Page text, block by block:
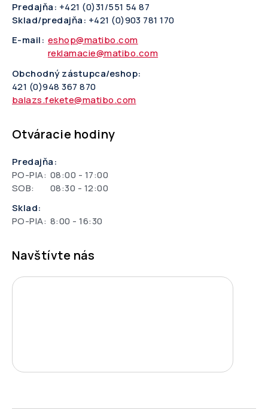
Predajňa: +421 (0)31/551 54 87
Sklad/predajňa: +421 (0)903 781 170
E-mail: eshop@matibo.com
reklamacie@matibo.com
Obchodný zástupca/eshop:
421 (0)948 367 870
balazs.fekete@matibo.com
Otváracie hodiny
Predajňa:
PO-PIA: 08:00 - 17:00
SOB:
08:30 - 12:00
Sklad:
PO-PIA: 8:00 - 16:30
Navštívte nás